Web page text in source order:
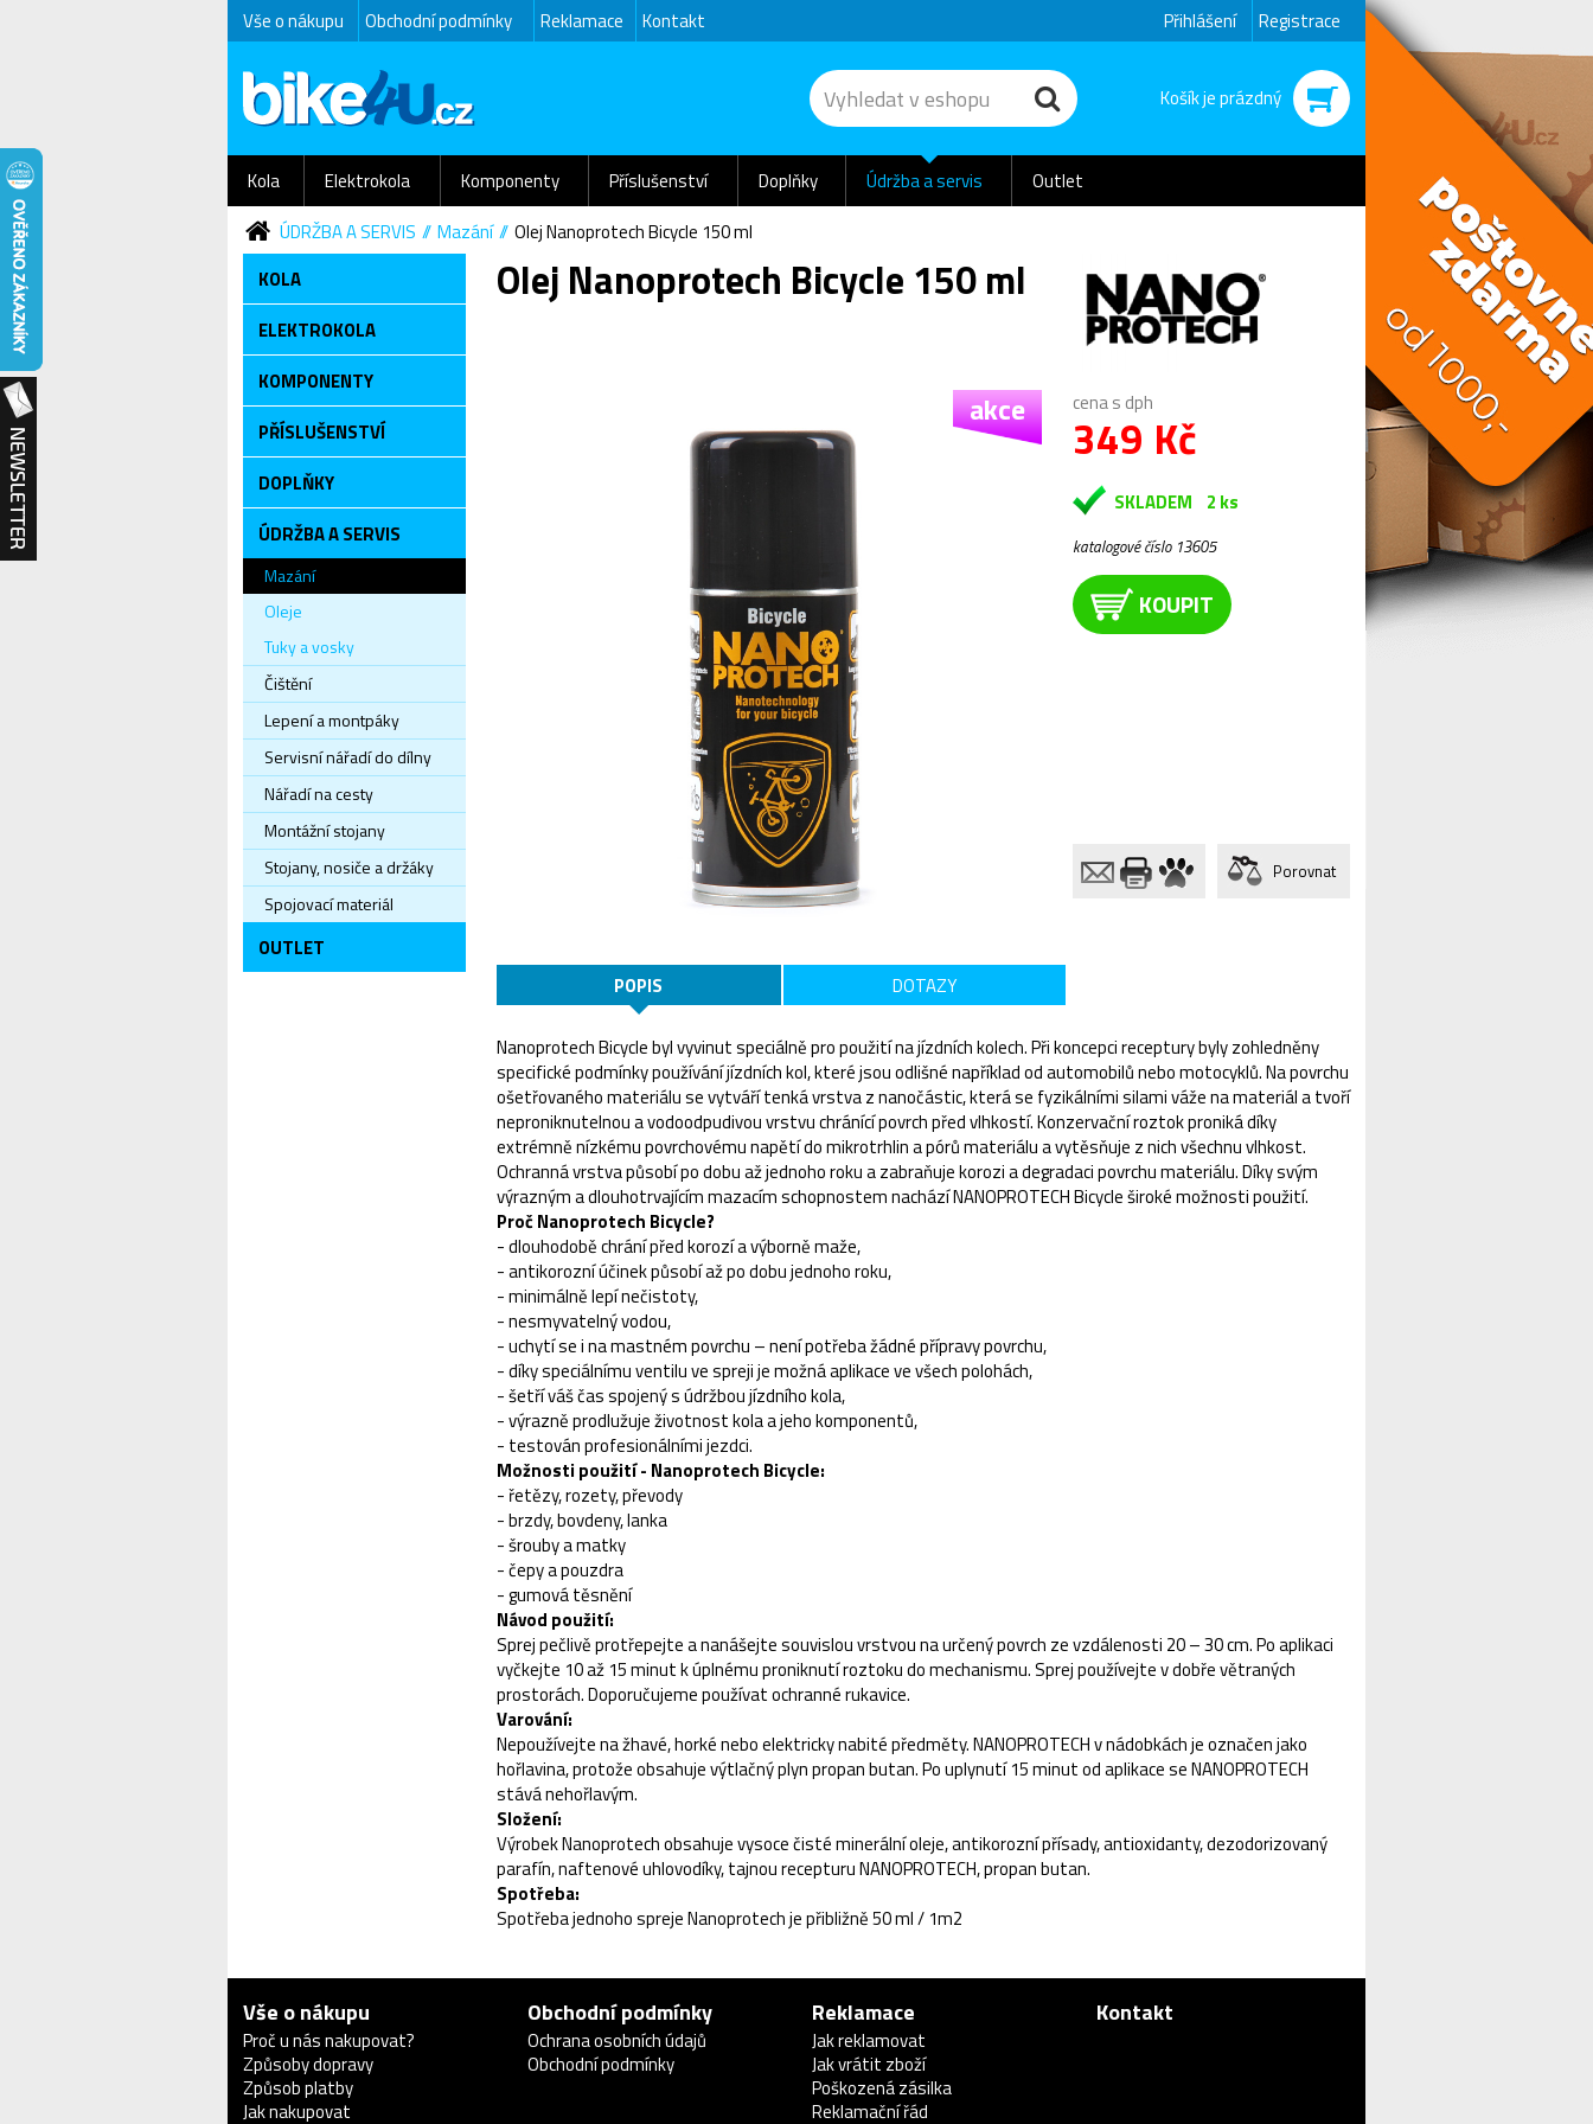
Vše o nákupu Obchodní podmínky Reklamace Kontakt Přihlášení Registrace
Košík je prázdný
Kola Elektrokola Komponenty Příslušenství Doplňky Údržba a servis
Outlet
ÚDRŽBA A SERVIS
Mazání
Olej Nanoprotech Bicycle 150 ml
KOLA
ELEKTROKOLA
KOMPONENTY
PŘÍSLUŠENSTVÍ
DOPLŇKY
ÚDRŽBA A SERVIS
Mazání
Oleje
Tuky a vosky
Čištění
Lepení a montpáky
Servisní nářadí do dílny
Nářadí na cesty
Montážní stojany
Stojany, nosiče a držáky
Spojovací materiál
OUTLET
Olej Nanoprotech Bicycle 150 ml
akce cena s dph
349 Kč
SKLADEM 2 ks
katalogové číslo 13605
KOUPIT
Porovnat
POPIS DOTAZY
Nanoprotech Bicycle byl vyvinut speciálně pro použití na jízdních kolech. Při koncepci receptury byly zohledněny
specifické podmínky používání jízdních kol, které jsou odlišné například od automobilů nebo motocyklů. Na povrchu
ošetřovaného materiálu se vytváří tenká vrstva z nanočástic, která se fyzikálními silami váže na materiál a tvoří
neproniknutelnou a vodoodpudivou vrstvu chránící povrch před vlhkostí. Konzervační roztok proniká díky
extrémně nízkému povrchovému napětí do mikrotrhlin a pórů materiálu a vytěsňuje z nich všechnu vlhkost.
Ochranná vrstva působí po dobu až jednoho roku a zabraňuje korozi a degradaci povrchu materiálu. Díky svým
výrazným a dlouhotrvajícím mazacím schopnostem nachází NANOPROTECH Bicycle široké možnosti použití.
Proč Nanoprotech Bicycle?
- dlouhodobě chrání před korozí a výborně maže,
- antikorozní účinek působí až po dobu jednoho roku,
- minimálně lepí nečistoty,
- nesmyvatelný vodou,
- uchytí se i na mastném povrchu – není potřeba žádné přípravy povrchu,
- díky speciálnímu ventilu ve spreji je možná aplikace ve všech polohách,
- šetří váš čas spojený s údržbou jízdního kola,
- výrazně prodlužuje životnost kola a jeho komponentů,
- testován profesionálními jezdci.
Možnosti použití - Nanoprotech Bicycle:
- řetězy, rozety, převody
- brzdy, bovdeny, lanka
- šrouby a matky
- čepy a pouzdra
- gumová těsnění
Návod použití:
Sprej pečlivě protřepejte a nanášejte souvislou vrstvou na určený povrch ze vzdálenosti 20 – 30 cm. Po aplikaci
vyčkejte 10 až 15 minut k úplnému proniknutí roztoku do mechanismu. Sprej používejte v dobře větraných
prostorách. Doporučujeme používat ochranné rukavice.
Varování:
Nepoužívejte na žhavé, horké nebo elektricky nabité předměty. NANOPROTECH v nádobkách je označen jako
hořlavina, protože obsahuje výtlačný plyn propan butan. Po uplynutí 15 minut od aplikace se NANOPROTECH
stává nehořlavým.
Složení:
Výrobek Nanoprotech obsahuje vysoce čisté minerální oleje, antikorozní přísady, antioxidanty, dezodorizovaný
parafín, naftenové uhlovodíky, tajnou recepturu NANOPROTECH, propan butan.
Spotřeba:
Spotřeba jednoho spreje Nanoprotech je přibližně 50 ml / 1m2
Vše o nákupu
Proč u nás nakupovat?
Způsoby dopravy
Způsob platby
Jak nakupovat
Obchodní podmínky
Ochrana osobních údajů
Obchodní podmínky
Reklamace
Jak reklamovat
Jak vrátit zboží
Poškozená zásilka
Reklamační řád
Kontakt